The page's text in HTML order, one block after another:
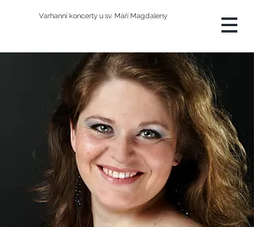
Varhanní koncerty u sv. Máří Magdaleny